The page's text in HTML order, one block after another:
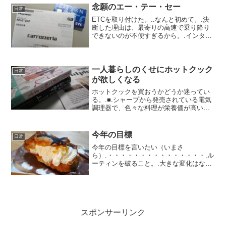
先の日銭を稼ぐのに精一杯なのだ。.ただ
後半に休みをもらっ...
日常 念願のエー・テー・セー
ETCを取り付けた。..なんと初めて。.決
断した理由は、最寄りの高速で乗り降り
できないのが不便すぎるから。.インター
にETCの利...
日常
一人暮らしのくせにホットクック
が欲しくなる
ホットクックを買おうかどうか迷ってい
る。.■.シャープから発売されている電気
調理器で、色々な料理が栄養価が高い状
～でもない」と見ているのだ（笑）..買う
としたら、白色の...
日常 今年の目標
今年の目標を言いたい（いまさ
ら）.・・・・・・・・・・・・・・・.ル
ーティンを破ること。.大きな変化はない
スポンサーリンク